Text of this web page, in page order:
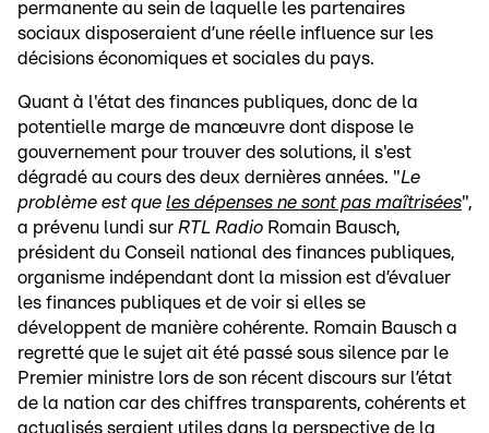
permanente au sein de laquelle les partenaires
sociaux disposeraient d’une réelle influence sur les
décisions économiques et sociales du pays.
Quant à l'état des finances publiques, donc de la
potentielle marge de manœuvre dont dispose le
gouvernement pour trouver des solutions, il s'est
dégradé au cours des deux dernières années. "Le
problème est que les dépenses ne sont pas maîtrisées",
a prévenu lundi sur RTL Radio Romain Bausch,
président du Conseil national des finances publiques,
organisme indépendant dont la mission est d’évaluer
les finances publiques et de voir si elles se
développent de manière cohérente. Romain Bausch a
regretté que le sujet ait été passé sous silence par le
Premier ministre lors de son récent discours sur l’état
de la nation car des chiffres transparents, cohérents et
actualisés seraient utiles dans la perspective de la